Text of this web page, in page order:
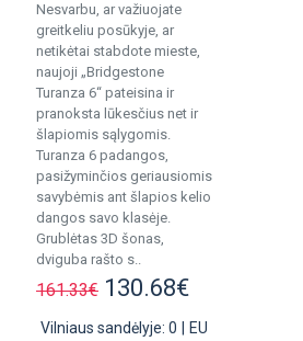
Nesvarbu, ar važiuojate
greitkeliu posūkyje, ar
netikėtai stabdote mieste,
naujoji „Bridgestone
Turanza 6“ pateisina ir
pranoksta lūkesčius net ir
šlapiomis sąlygomis.
Turanza 6 padangos,
pasižyminčios geriausiomis
savybėmis ant šlapios kelio
dangos savo klasėje.
Grublėtas 3D šonas,
dviguba rašto s..
161.33€ 130.68€
Vilniaus sandėlyje: 0
EU